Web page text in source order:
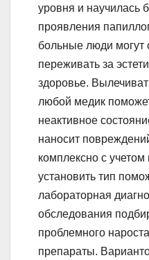
уровня и научилась
проявления
больные люди могут
переживать за
здоровье.
любой медик
неактивное
наносит
комплексно с
установить тип
лабораторная
обследования
проблемного
препараты.